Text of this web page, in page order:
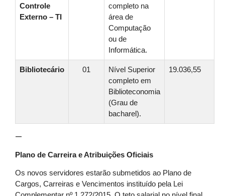
Controle
Externo – TI
completo na
área de
Computação
ou de
Informática.
Bibliotecário 01
Nível Superior
completo em
Biblioteconomia
(Grau de
bacharel).
19.036,55
—
Plano de Carreira e Atribuições Oficiais
Os novos servidores estarão submetidos ao Plano de
Cargos, Carreiras e Vencimentos instituído pela Lei